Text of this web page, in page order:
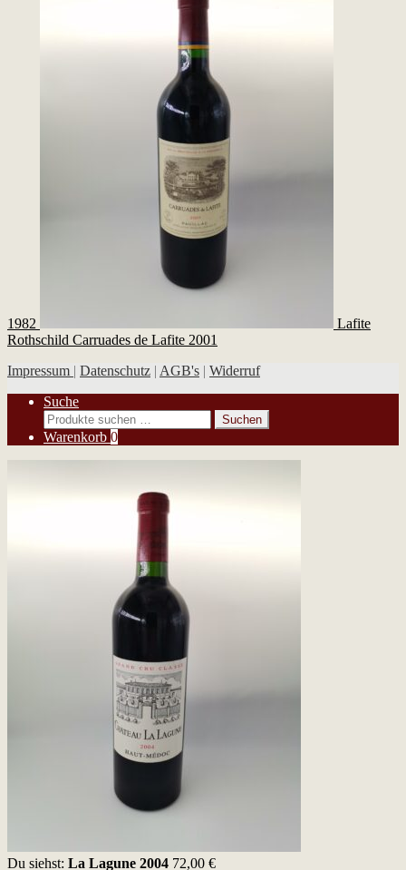
1982
Lafite
Rothschild Carruades de Lafite 2001
Impressum | Datenschutz | AGB's | Widerruf
Suche
Suchen
nach:
Suchen
Warenkorb 0
Du siehst: La Lagune 2004 72,00 €